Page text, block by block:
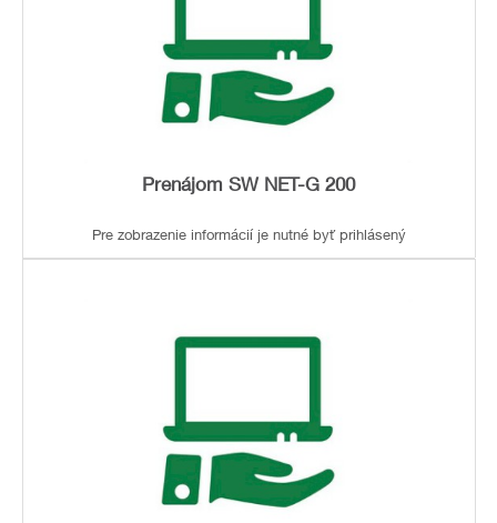
Prenájom SW NET-G 200
Pre zobrazenie informácií je nutné byť prihlásený